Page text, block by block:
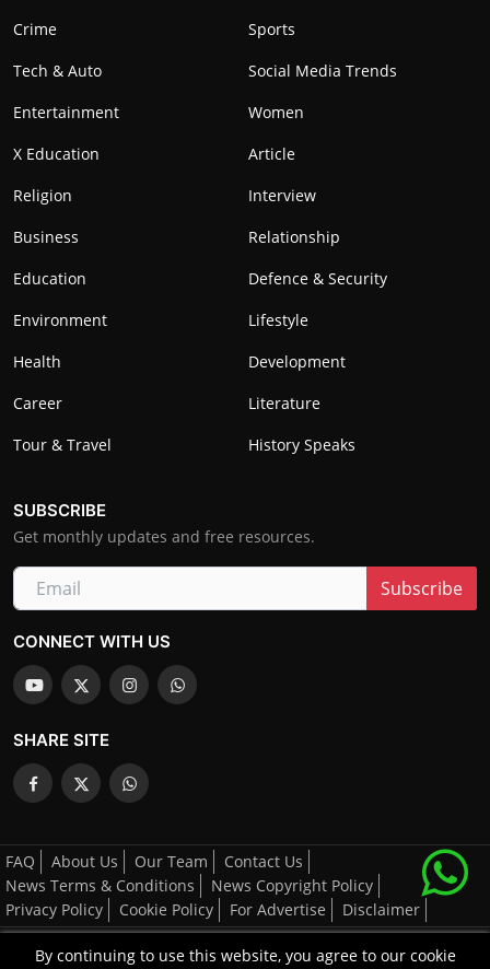
Crime
Sports
Tech & Auto
Social Media Trends
Entertainment
Women
X Education
Article
Religion
Interview
Business
Relationship
Education
Defence & Security
Environment
Lifestyle
Health
Development
Career
Literature
Tour & Travel
History Speaks
SUBSCRIBE
Get monthly updates and free resources.
Subscribe
CONNECT WITH US
SHARE SITE
FAQ About Us Our Team
Contact Us
News Terms & Conditions
News Copyright Policy
Privacy Policy
Cookie Policy For Advertise Disclaimer
All Right's Reserved By AGCNN © 2025-2026
By continuing to use this website, you agree to our cookie